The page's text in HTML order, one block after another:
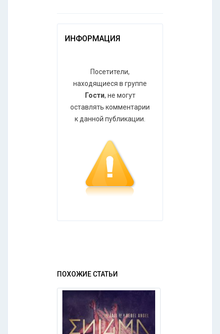
ИНФОРМАЦИЯ
Посетители,
находящиеся в группе
Гости, не могут
оставлять комментарии
к данной публикации.
ПОХОЖИЕ СТАТЬИ